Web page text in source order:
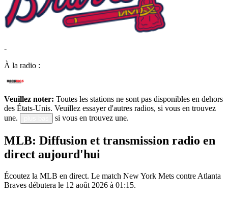
-
À la radio :
Veuillez noter: Toutes les stations ne sont pas disponibles en dehors
des États-Unis. Veuillez essayer d'autres radios, si vous en trouvez
une.
si vous en trouvez une.
MLB: Diffusion et transmission radio en
direct aujourd'hui
Écoutez la MLB en direct. Le match New York Mets contre Atlanta
Braves débutera le 12 août 2026 à 01:15.